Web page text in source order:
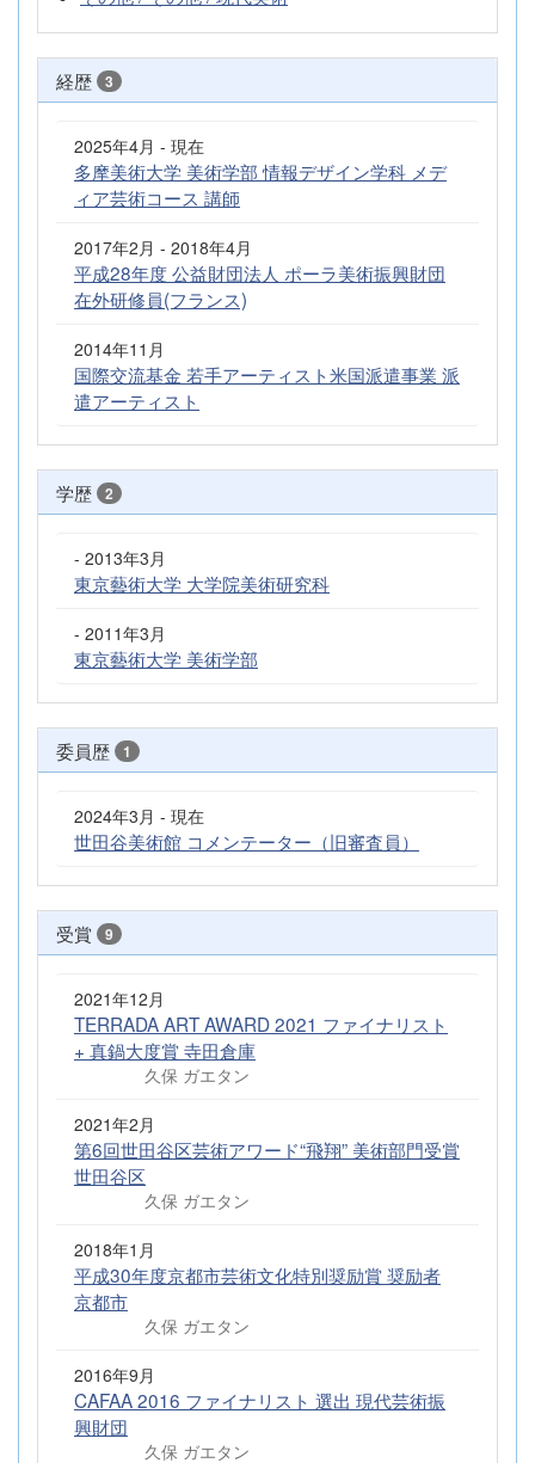
経歴 3
2025年4月 - 現在
多摩美術大学 美術学部 情報デザイン学科 メデ
ィア芸術コース 講師
2017年2月 - 2018年4月
平成28年度 公益財団法人 ポーラ美術振興財団
在外研修員(フランス)
2014年11月
国際交流基金 若手アーティスト米国派遣事業 派
遣アーティスト
学歴 2
- 2013年3月
東京藝術大学 大学院美術研究科
- 2011年3月
東京藝術大学 美術学部
委員歴 1
2024年3月 - 現在
世田谷美術館 コメンテーター（旧審査員）
受賞 9
2021年12月
TERRADA ART AWARD 2021 ファイナリスト
+ 真鍋大度賞 寺田倉庫
久保 ガエタン
2021年2月
第6回世田谷区芸術アワード“飛翔” 美術部門受賞
世田谷区
久保 ガエタン
2018年1月
平成30年度京都市芸術文化特別奨励賞 奨励者
京都市
久保 ガエタン
2016年9月
CAFAA 2016 ファイナリスト 選出 現代芸術振
興財団
久保 ガエタン